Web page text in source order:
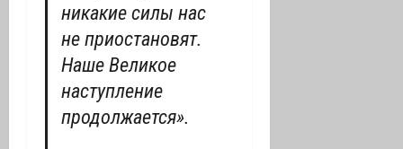
никакие силы нас
не приостановят.
Наше Великое
наступление
продолжается».